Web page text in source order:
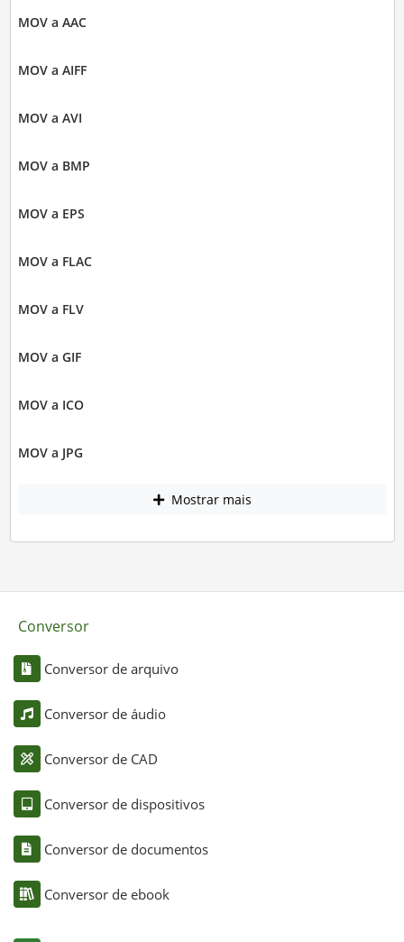
MOV a AAC
MOV a AIFF
MOV a AVI
MOV a BMP
MOV a EPS
MOV a FLAC
MOV a FLV
MOV a GIF
MOV a ICO
MOV a JPG
Mostrar mais
Conversor
Conversor de arquivo
Conversor de áudio
Conversor de CAD
Conversor de dispositivos
Conversor de documentos
Conversor de ebook